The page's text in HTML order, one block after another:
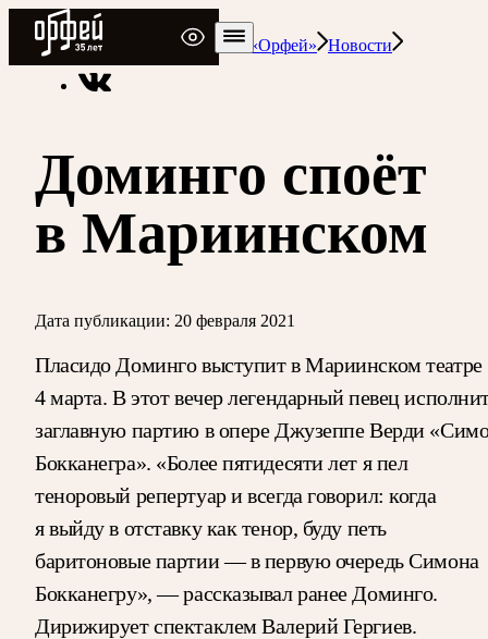
Радио Орфей
Радио классической музыки «Орфей»
Новости
Доминго споёт
в Мариинском
Дата публикации: 20 февраля 2021
Пласидо Доминго выступит в Мариинском театре
4 марта. В этот вечер легендарный певец
заглавную партию в опере Джузеппе Верди
Бокканегра». «Более пятидесяти лет я пел
теноровый репертуар и всегда говорил: когда
я выйду в отставку как тенор, буду петь
баритоновые партии — в первую очередь Симона
Бокканегру», — рассказывал ранее Доминго.
Дирижирует спектаклем Валерий Гергиев.